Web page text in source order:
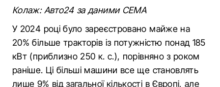
Колаж: Авто24 за даними CEMA
У 2024 році було зареєстровано майже на
20% більше тракторів із потужністю понад 185
кВт (приблизно 250 к. с.), порівняно з роком
раніше. Ці більші машини все ще становлять
лише 9% від загальної кількості в Європі, але